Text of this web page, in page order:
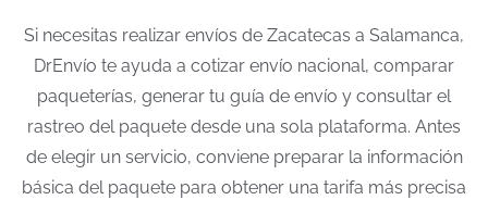
Si necesitas realizar envíos de Zacatecas a Salamanca,
DrEnvío te ayuda a cotizar envío nacional, comparar
paqueterías, generar tu guía de envío y consultar el
rastreo del paquete desde una sola plataforma. Antes
de elegir un servicio, conviene preparar la información
básica del paquete para obtener una tarifa más precisa